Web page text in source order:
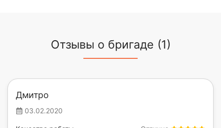
Отзывы о бригаде (1)
Дмитро
03.02.2020